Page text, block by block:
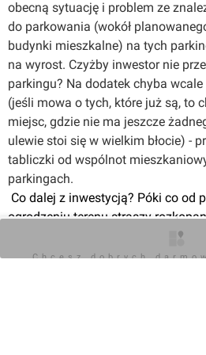
najważniejszych węzłów
dojazd do centrum Wrocławia
Wrocławskich i autostrady A4
budynku przebiegać będzie
ulicą Racławicką, która uczyni
firmy jeszcze łatwiejszym.
Klecina to dynamicznie
Wrocławia. Prowadzone
przyciągają nowych
rosnącą grupę potencjalnych
obecną sytuację i problem ze
do parkowania (wokół
budynki mieszkalne) na tych
na wyrost. Czyżby inwestor nie
parkingu? Na dodatek chyba
(jeśli mowa o tych, które już są, to
miejsc, gdzie nie ma jeszcze
ulewie stoi się w wielkim błocie) -
tabliczki od wspólnot
parkingach.
ogrodzeniu terenu straszy
zielskiem hałda ziemi, a
przewraca się, uniemożliwiając
Chcesz dobrych